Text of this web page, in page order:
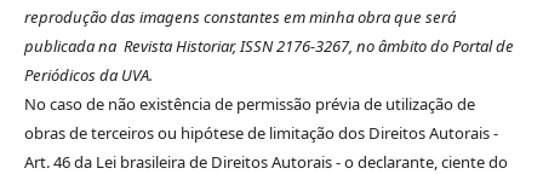
reprodução das imagens constantes em minha obra que será
publicada na Revista Historiar, ISSN 2176-3267, no âmbito do Portal de
Periódicos da UVA.
No caso de não existência de permissão prévia de utilização de
obras de terceiros ou hipótese de limitação dos Direitos Autorais -
Art. 46 da Lei brasileira de Direitos Autorais - o declarante, ciente do